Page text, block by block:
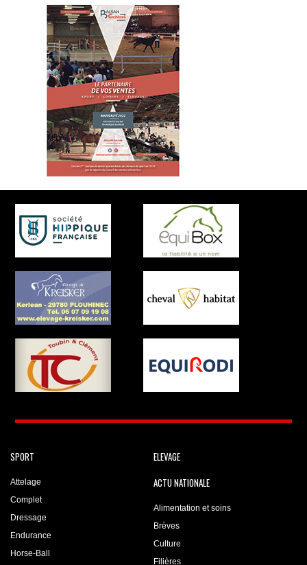
SPORT
Attelage
Complet
Dressage
Endurance
Horse-Ball
ELEVAGE
ACTU NATIONALE
Alimentation et soins
Brèves
Culture
Filières